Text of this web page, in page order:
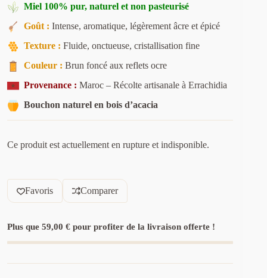
Miel 100% pur, naturel et non pasteurisé
Goût : Intense, aromatique, légèrement âcre et épicé
Texture : Fluide, onctueuse, cristallisation fine
Couleur : Brun foncé aux reflets ocre
Provenance : Maroc – Récolte artisanale à Errachidia
Bouchon naturel en bois d’acacia
Ce produit est actuellement en rupture et indisponible.
l
e
n
t
v
Favoris Comparer
Plus que 59,00 € pour profiter de la livraison offerte !